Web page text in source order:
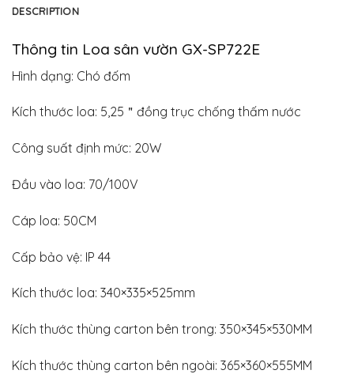
DESCRIPTION
Thông tin Loa sân vườn GX-SP722E
Hình dạng: Chó đốm
Kích thước loa: 5,25＂đồng trục chống thấm nước
Công suất định mức: 20W
Đầu vào loa: 70/100V
Cáp loa: 50CM
Cấp bảo vệ: IP 44
Kích thước loa: 340×335×525mm
Kích thước thùng carton bên trong: 350×345×530MM
Kích thước thùng carton bên ngoài: 365×360×555MM